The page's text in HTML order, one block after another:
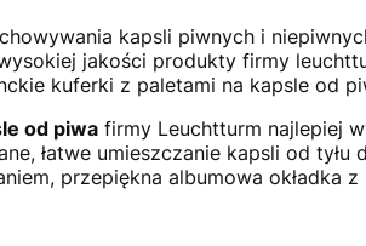
kapsli piwnych i
jakości produkty firmy
kuferki z paletami na kapsle od
od piwa firmy Leuchtturm najlepiej
łatwe umieszczanie kapsli od
przepiękna albumowa okładka